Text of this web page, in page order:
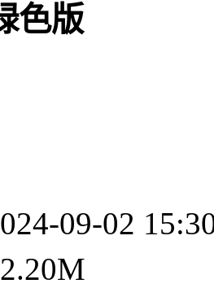
色版
09-02